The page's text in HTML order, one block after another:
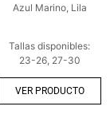
Azul Marino, Lila
Tallas disponibles:
23-26, 27-30
VER PRODUCTO